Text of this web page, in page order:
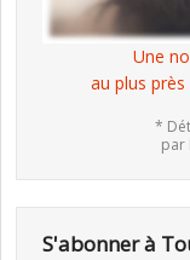
Une
au plus
*
par
S'abonner à